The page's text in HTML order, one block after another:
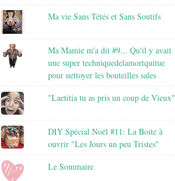
Ma vie Sans Tétés et Sans Soutifs
Ma Mamie m'a dit #9... Qu'il y avait
une super techniquedelamortquitue
pour nettoyer les bouteilles sales
"Laetitia tu as pris un coup de Vieux"
DIY Spécial Noël #11: La Boite à
ouvrir "Les Jours un peu Tristes"
Le Sommaire